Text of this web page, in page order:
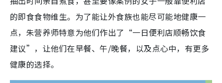
的即食食物维生。为了能让外食族也能尽可能地健康一
点，朱营养师特意为他们作出了“一日便利店顺畅饮食
建议”，让他们在早餐、午/晚餐，以及点心中，有更多
健康的选择。